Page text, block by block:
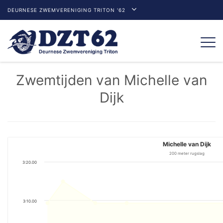
DEURNESE ZWEMVERENIGING TRITON '62
Zwemtijden van Michelle van
Dijk
Michelle van Dijk
200 meter rugslag
3:10.00
3:20.00